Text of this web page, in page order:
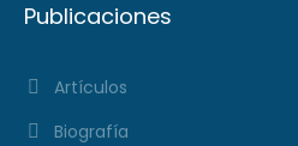
Publicaciones
Artículos
Biografía